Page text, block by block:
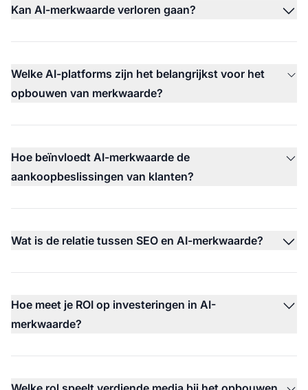
Kan AI-merkwaarde verloren gaan?
Welke AI-platforms zijn het belangrijkst voor het
opbouwen van merkwaarde?
Hoe beïnvloedt AI-merkwaarde de
aankoopbeslissingen van klanten?
Wat is de relatie tussen SEO en AI-merkwaarde?
Hoe meet je ROI op investeringen in AI-
merkwaarde?